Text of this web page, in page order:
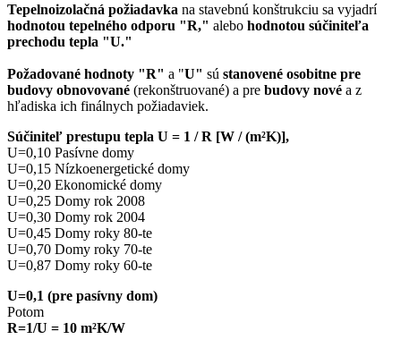
Tepelnoizolačná požiadavka na stavebnú konštrukciu sa vyjadrí
hodnotou tepelného odporu "R," alebo hodnotou súčiniteľa
prechodu tepla "U."
Požadované hodnoty "R" a "U" sú stanovené osobitne pre
budovy obnovované (rekonštruované) a pre budovy nové a z
hľadiska ich finálnych požiadaviek.
Súčiniteľ prestupu tepla U = 1 / R [W / (m²K)],
U=0,10 Pasívne domy
U=0,15 Nízkoenergetické domy
U=0,20 Ekonomické domy
U=0,25 Domy rok 2008
U=0,30 Domy rok 2004
U=0,45 Domy roky 80-te
U=0,70 Domy roky 70-te
U=0,87 Domy roky 60-te
U=0,1 (pre pasívny dom)
Potom
R=1/U = 10 m²K/W